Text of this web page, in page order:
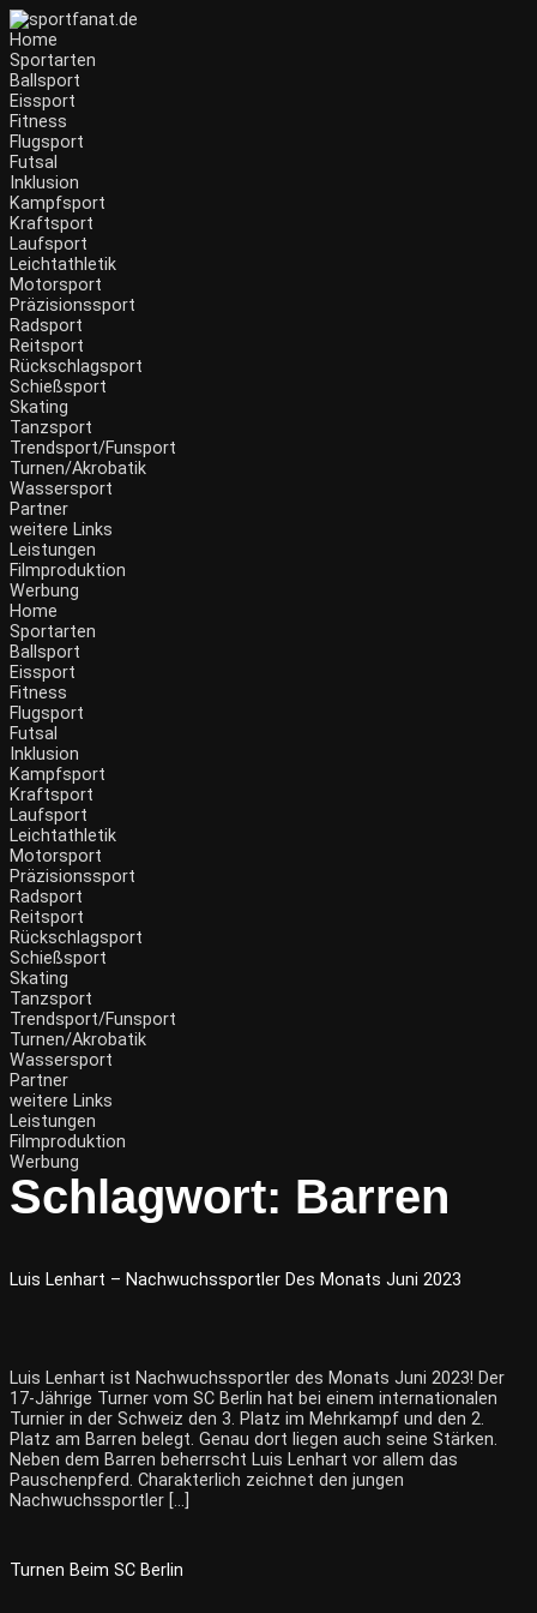
Zum
Inhalt
wechseln
Home
Sportarten
Ballsport
Eissport
Fitness
Flugsport
Futsal
Inklusion
Kampfsport
Kraftsport
Laufsport
Leichtathletik
Motorsport
Präzisionssport
Radsport
Reitsport
Rückschlagsport
Schießsport
Skating
Tanzsport
Trendsport/Funsport
Turnen/Akrobatik
Wassersport
Partner
weitere Links
Leistungen
Filmproduktion
Werbung
Menü
Home
Sportarten
Ballsport
Eissport
Fitness
Flugsport
Futsal
Inklusion
Kampfsport
Kraftsport
Laufsport
Leichtathletik
Motorsport
Präzisionssport
Radsport
Reitsport
Rückschlagsport
Schießsport
Skating
Tanzsport
Trendsport/Funsport
Turnen/Akrobatik
Wassersport
Partner
weitere Links
Leistungen
Filmproduktion
Werbung
Schlagwort: Barren
Luis Lenhart – Nachwuchssportler Des Monats Juni 2023
Luis Lenhart ist Nachwuchssportler des Monats Juni 2023! Der
17-Jährige Turner vom SC Berlin hat bei einem internationalen
Turnier in der Schweiz den 3. Platz im Mehrkampf und den 2.
Platz am Barren belegt. Genau dort liegen auch seine Stärken.
Neben dem Barren beherrscht Luis Lenhart vor allem das
Pauschenpferd. Charakterlich zeichnet den jungen
Nachwuchssportler […]
Turnen Beim SC Berlin